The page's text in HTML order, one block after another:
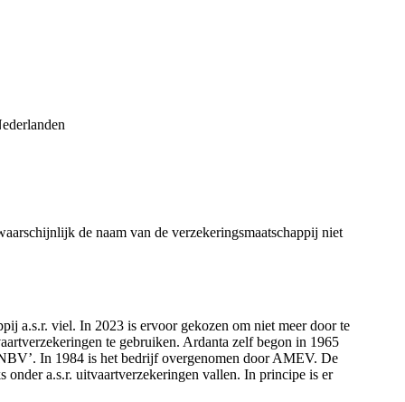
de naam van de verzekeringsmaatschappij niet
a.s.r. viel. In 2023 is ervoor gekozen om niet meer door te
te gebruiken. Ardanta zelf begon in 1965
In 1984 is het bedrijf overgenomen door AMEV. De
onder a.s.r. uitvaartverzekeringen vallen. In principe is er